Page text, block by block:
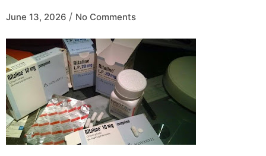
June 13, 2026 / No Comments